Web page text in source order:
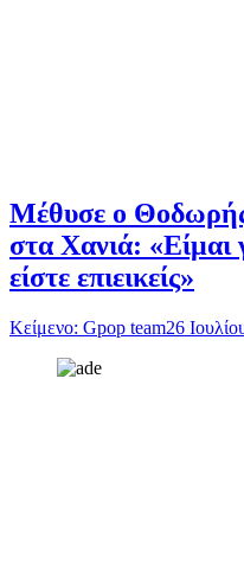
Μέθυσε ο
στα Χανιά:
είστε επιεικείς»
Κείμενο: Gpop team26